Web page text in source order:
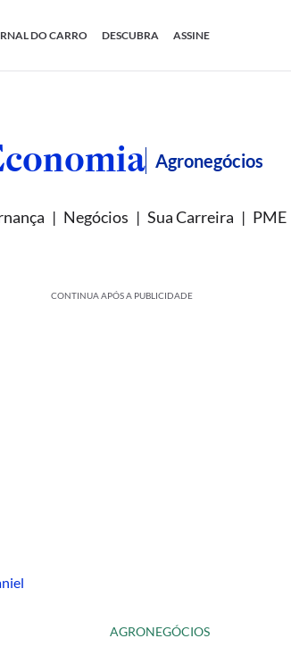
DO CARRO DESCUBRA ASSINE
Agronegócios
Negócios Sua Carreira PME
CONTINUA APÓS A PUBLICIDADE
AGRONEGÓCIOS